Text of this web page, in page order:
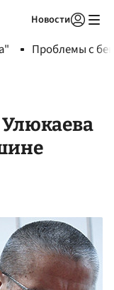
Новости
Проблемы с
Улюкаева